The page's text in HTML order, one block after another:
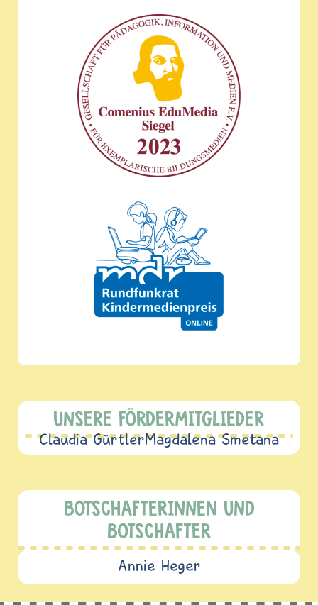
UNSERE FÖRDERMITGLIEDER
Claudia GürtlerMagdalena Smetana
BOTSCHAFTERINNEN UND
BOTSCHAFTER
Annie Heger